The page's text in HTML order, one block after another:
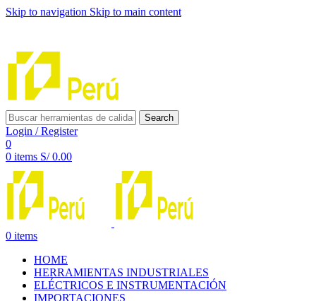
Skip to navigation Skip to main content
Search
Login / Register
0
0 items S/0.00
0 items
HOME
HERRAMIENTAS INDUSTRIALES
ELÉCTRICOS E INSTRUMENTACIÓN
IMPORTACIONES